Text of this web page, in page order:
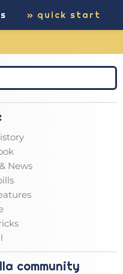
quick start
News
community